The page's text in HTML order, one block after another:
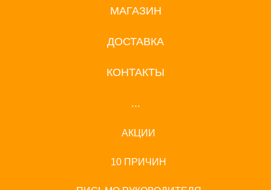
МАГАЗИН
ДОСТАВКА
КОНТАКТЫ
...
АКЦИИ
10 ПРИЧИН